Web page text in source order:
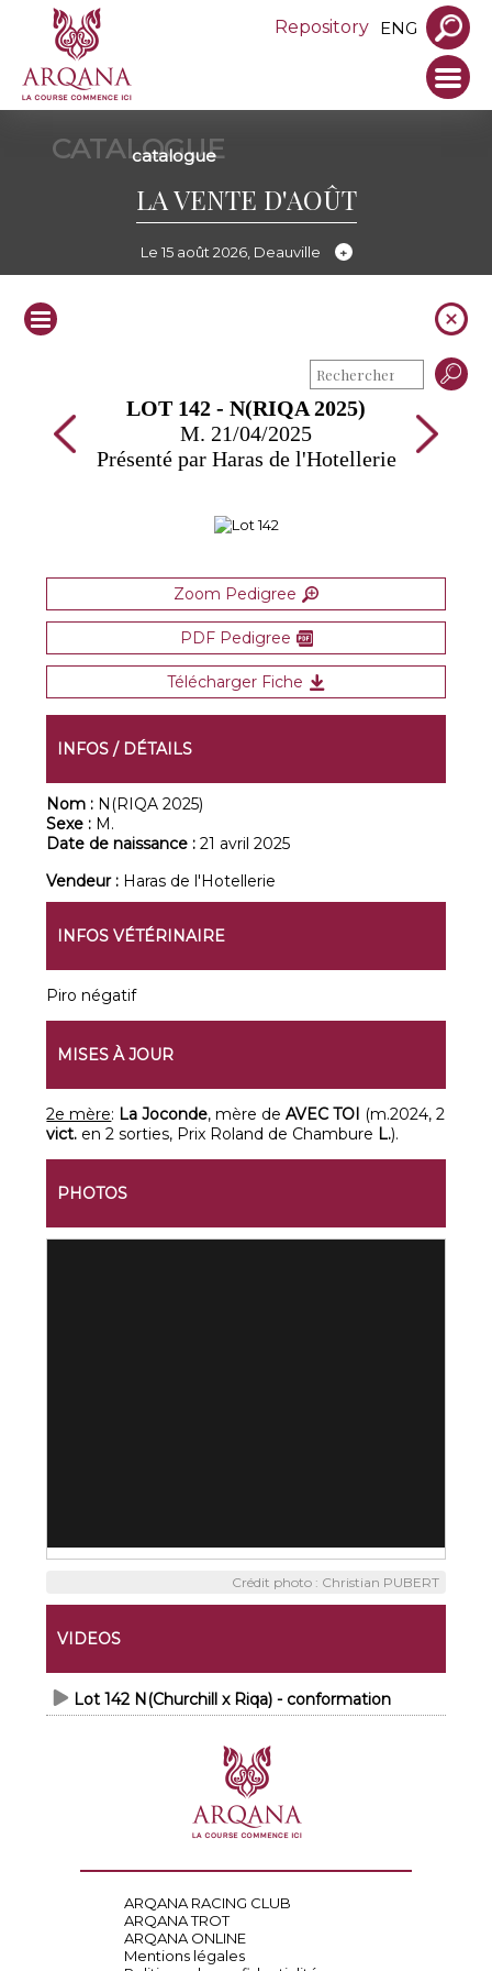
Repository ENG
CATALOGUE
catalogue
LA VENTE D'AOÛT
Le 15 août 2026, Deauville
LOT 142 - N(RIQA 2025)
M. 21/04/2025
Présenté par Haras de l'Hotellerie
Zoom Pedigree
PDF Pedigree
Télécharger Fiche
INFOS / DÉTAILS
Nom : N(RIQA 2025)
Sexe : M.
Date de naissance :21 avril 2025
Vendeur : Haras de l'Hotellerie
INFOS VÉTÉRINAIRE
Piro négatif
MISES À JOUR
2e mère: La Joconde, mère deAVEC TOI (m.2024, 2
vict. en 2 sorties, Prix Roland de Chambure L.).
PHOTOS
Crédit photo : Christian PUBERT
VIDEOS
Lot 142 N(Churchill x Riqa) - conformation
ARQANA RACING CLUB
ARQANA TROT
ARQANA ONLINE
Mentions légales